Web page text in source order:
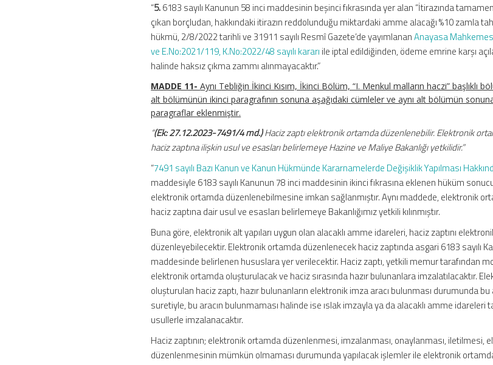
“5.6183 sayılı Kanunun 58 inci maddesinin beşinci fıkrasında yer alan “İtirazında
çıkan borçludan, hakkındaki itirazın reddolunduğu miktardaki amme alacağı %10 zamla
hükmü, 2/8/2022tarihli ve 31911 sayılı Resmî Gazete’de yayımlananAnayasa
ve E.No:2021/119, K.No:2022/48 sayılı kararı ile iptal edildiğinden, ödeme emrine karşı
halinde haksız çıkma zammı alınmayacaktır.”
MADDE 11-Aynı Tebliğin İkinci Kısım, İkinci Bölüm, “I. Menkul malların haczi” başlıklı
alt bölümünün ikinci paragrafının sonuna aşağıdaki cümleler ve aynı alt bölümün
paragraflar eklenmiştir.
“(Ek: 27.12.2023-7491/4 md.)Haciz zaptı elektronik ortamda düzenlenebilir. Elektronik
haciz zaptına ilişkin usul ve esasları belirlemeye Hazine ve Maliye Bakanlığı yetkilidir.”
“7491 sayılı Bazı Kanun ve Kanun Hükmünde Kararnamelerde Değişiklik Yapılması
maddesiyle 6183 sayılı Kanunun 78 inci maddesinin ikinci fıkrasına eklenen hüküm
elektronik ortamda düzenlenebilmesine imkan sağlanmıştır. Aynı maddede, elektronik
haciz zaptına dair usul ve esasları belirlemeye Bakanlığımız yetkili kılınmıştır.
Buna göre, elektronik alt yapıları uygun olan alacaklı amme idareleri, haciz zaptını
düzenleyebilecektir. Elektronik ortamda düzenlenecek haciz zaptında asgari 6183 sayılı
maddesinde belirlenen hususlara yer verilecektir. Haciz zaptı, yetkili memur tarafından
elektronik ortamda oluşturulacak ve haciz sırasında hazır bulunanlara imzalatılacaktır.
oluşturulan haciz zaptı, hazır bulunanların elektronik imza aracı bulunması durumunda
suretiyle, bu aracın bulunmaması halinde ise ıslak imzayla ya da alacaklı amme idareleri
usullerle imzalanacaktır.
Haciz zaptının; elektronik ortamda düzenlenmesi, imzalanması, onaylanması, iletilmesi,
düzenlenmesinin mümkün olmaması durumunda yapılacak işlemler ile elektronik